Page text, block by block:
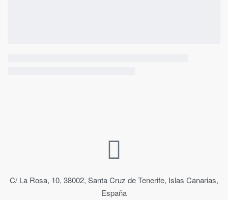
C/ La Rosa, 10, 38002, Santa Cruz de Tenerife, Islas Canarias,
España